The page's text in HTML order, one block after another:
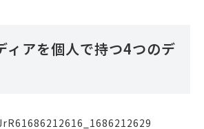
ィアを個人で持つ4つのデ